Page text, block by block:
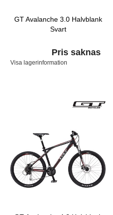
GT Avalanche 3.0 Halvblank
Svart
Pris saknas
Visa lagerinformation